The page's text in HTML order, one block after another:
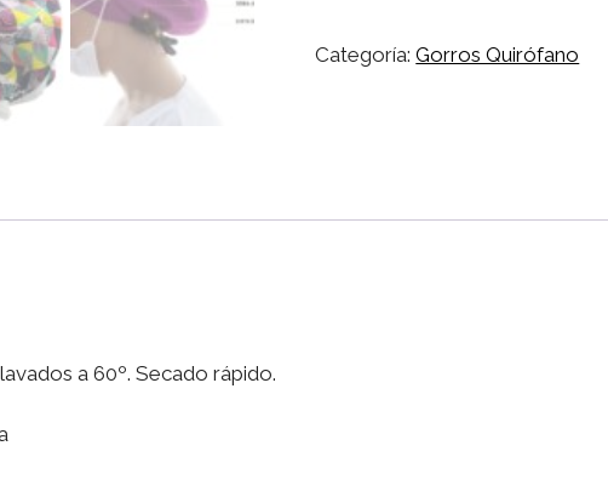
Quirófano,
Vinilo
Categoría:Gorros Quirófano
a 60º. Secado rápido.